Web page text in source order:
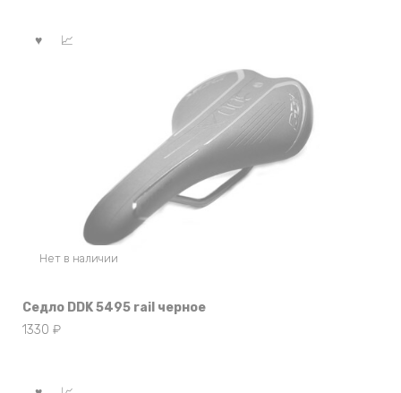
Нет в наличии
Седло DDK 5495 rail черное
1330 ₽